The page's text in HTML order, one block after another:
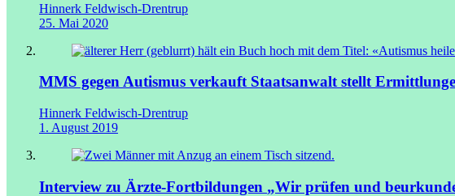
Hinnerk Feldwisch-Drentrup
25. Mai 2020
MMS gegen Autismus verkauft Staatsanwalt stellt
Hinnerk Feldwisch-Drentrup
1. August 2019
Interview zu Ärzte-Fortbildungen „Wir prüfen und